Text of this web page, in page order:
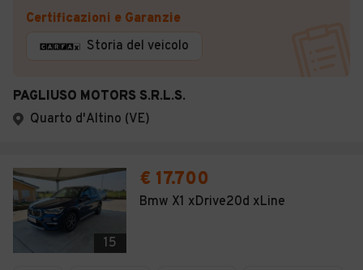
Certificazioni e Garanzie
Storia del veicolo
PAGLIUSO MOTORS S.R.L.S.
Quarto d'Altino (VE)
15
€ 17.700
Bmw X1 xDrive20d xLine